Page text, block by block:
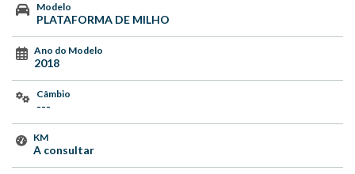
Modelo
PLATAFORMA DE MILHO
Ano do Modelo
2018
Câmbio
---
KM
A consultar